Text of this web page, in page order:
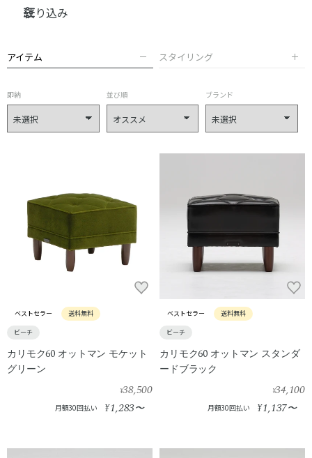
絞り込み
アイテム スタイリング
即納 並び順 ブランド
ベストセラー 送料無料
ビーチ
カリモク60 オットマン モケット
グリーン
¥38,500
月額30回払い ¥1,283〜
ベストセラー 送料無料
ビーチ
カリモク60 オットマン スタンダ
ードブラック
¥34,100
月額30回払い ¥1,137〜